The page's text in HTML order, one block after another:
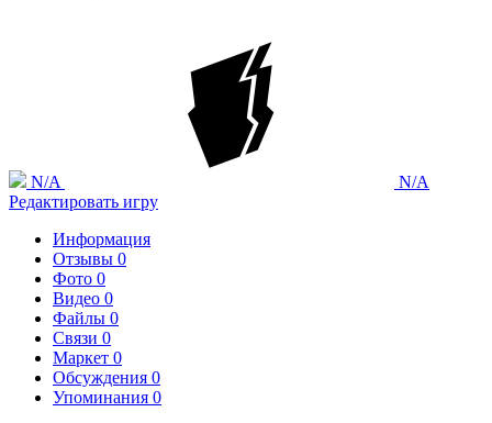
N/A
N/A
Редактировать игру
Информация
Отзывы 0
Фото 0
Видео 0
Файлы 0
Связи 0
Маркет 0
Обсуждения 0
Упоминания 0